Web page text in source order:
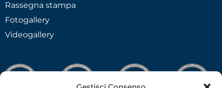
Rassegna stampa
Fotogallery
Videogallery